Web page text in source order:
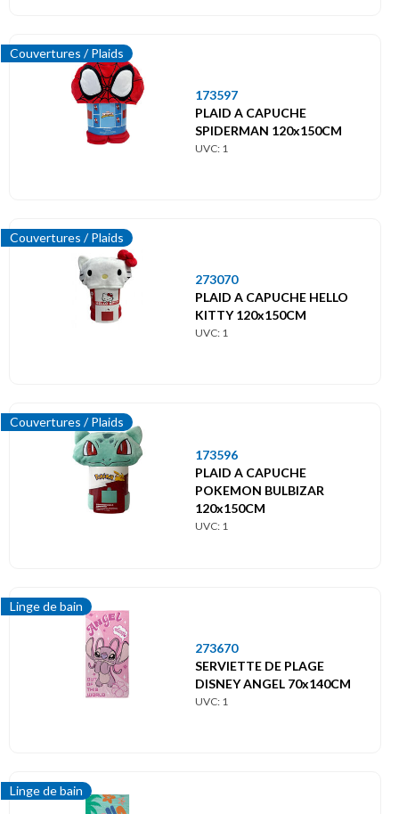
Couvertures / Plaids
173597
PLAID A CAPUCHE
SPIDERMAN 120x150CM
UVC: 1
Couvertures / Plaids
273070
PLAID A CAPUCHE HELLO
KITTY 120x150CM
UVC: 1
Couvertures / Plaids
173596
PLAID A CAPUCHE
POKEMON BULBIZAR
120x150CM
UVC: 1
Linge de bain
273670
SERVIETTE DE PLAGE
DISNEY ANGEL 70x140CM
UVC: 1
Linge de bain